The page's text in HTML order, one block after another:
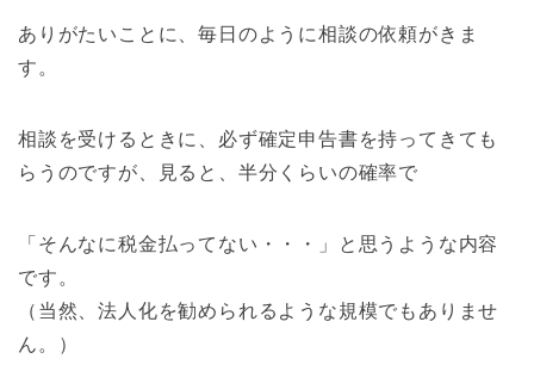
ありがたいことに、毎日のように相談の依頼がきま
す。
相談を受けるときに、必ず確定申告書を持ってきても
らうのですが、見ると、半分くらいの確率で
「そんなに税金払ってない・・・」と思うような内容
です。
（当然、法人化を勧められるような規模でもありませ
ん。）